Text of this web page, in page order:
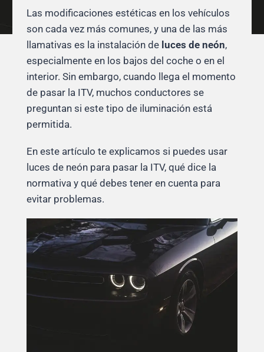
Las modificaciones estéticas en los vehículos
son cada vez más comunes, y una de las más
llamativas es la instalación de luces de neón,
especialmente en los bajos del coche o en el
interior. Sin embargo, cuando llega el momento
de pasar la ITV, muchos conductores se
preguntan si este tipo de iluminación está
permitida.
En este artículo te explicamos si puedes usar
luces de neón para pasar la ITV, qué dice la
normativa y qué debes tener en cuenta para
evitar problemas.